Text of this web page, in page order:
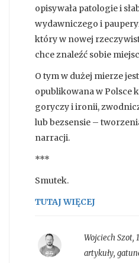
opisywała patologie i
wydawniczego i
który w nowej
chce znaleźć sobie
O tym w dużej mierze
opublikowana w Polsce
goryczy i ironii,
lub bezsensie –
narracji.
***
Smutek.
TUTAJ WIĘCEJ
Wojciech Szot,
artykuły,